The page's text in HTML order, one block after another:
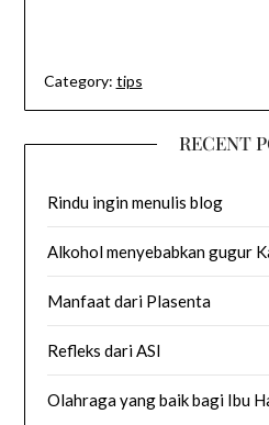
Category: tips
RECENT
Rindu ingin menulis blog
Alkohol menyebabkan gugur
Manfaat dari Plasenta
Refleks dari ASI
Olahraga yang baik bagi Ibu